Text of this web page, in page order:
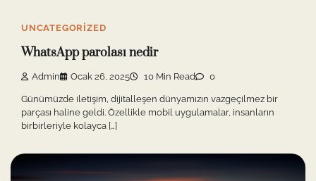
UNCATEGORIZED
WhatsApp parolası nedir
Admin Ocak 26, 2025 10 Min Read 0
Günümüzde iletişim, dijitalleşen dünyamızın vazgeçilmez bir
parçası haline geldi. Özellikle mobil uygulamalar, insanların
birbirleriyle kolayca […]